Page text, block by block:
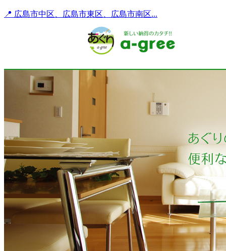
📍 広島市中区、広島市東区、広島市南区...